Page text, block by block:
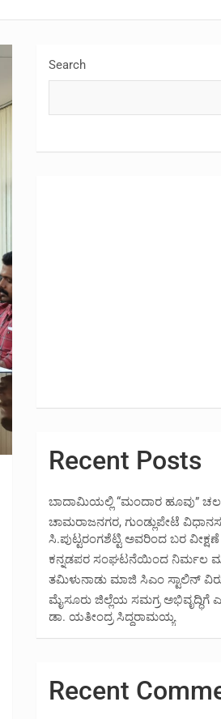
Search
Recent Posts
ಬಾದಾಮಿಯಲ್ಲಿ “ಮಂದಾರ ಹೂವು”
ಚಾಮರಾಜನಗರ, ಗುಂಡ್ಲುಪೇಟೆ
ಸಿ.ಪುಟ್ಟರಂಗಶೆಟ್ಟಿ ಅವರಿಂದ ಬರ ವೀಕ್ಷಣೆ
ಕನ್ನಡಪರ ಸಂಘಟನೆಯಿಂದ ನಿರ್ಮಲ
ತಮಿಳುನಾಡು ಮಾಜಿ ಸಿಎಂ ಸ್ಟಾಲಿನ್
ಮೈಸೂರು ಜಿಲ್ಲೆಯ ಸಮಗ್ರ ಅಭಿವೃದ್ಧಿಗೆ
ಡಾ. ಯತೀಂದ್ರ ಸಿದ್ದರಾಮಯ್ಯ
Recent